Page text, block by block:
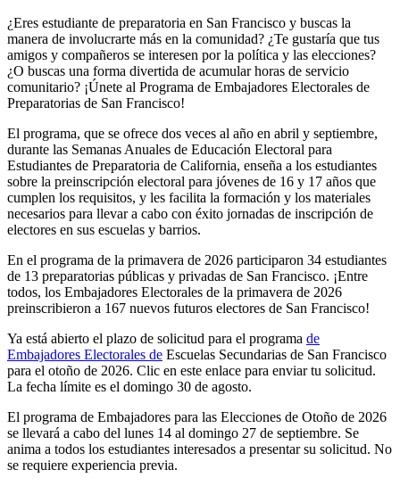
¿Eres estudiante de preparatoria en San Francisco y buscas la
manera de involucrarte más en la comunidad? ¿Te gustaría que tus
amigos y compañeros se interesen por la política y las elecciones?
¿O buscas una forma divertida de acumular horas de servicio
comunitario? ¡Únete al Programa de Embajadores Electorales de
Preparatorias de San Francisco!
El programa, que se ofrece dos veces al año en abril y septiembre,
durante las Semanas Anuales de Educación Electoral para
Estudiantes de Preparatoria de California, enseña a los estudiantes
sobre la preinscripción electoral para jóvenes de 16 y 17 años que
cumplen los requisitos, y les facilita la formación y los materiales
necesarios para llevar a cabo con éxito jornadas de inscripción de
electores en sus escuelas y barrios.
En el programa de la primavera de 2026 participaron 34 estudiantes
de 13 preparatorias públicas y privadas de San Francisco. ¡Entre
todos, los Embajadores Electorales de la primavera de 2026
preinscribieron a 167 nuevos futuros electores de San Francisco!
Ya está abierto el plazo de solicitud para el programa de
Embajadores Electorales de Escuelas Secundarias de San Francisco
para el otoño de 2026. Clic en este enlace para enviar tu solicitud.
La fecha límite es el domingo 30 de agosto.
El programa de Embajadores para las Elecciones de Otoño de 2026
se llevará a cabo del lunes 14 al domingo 27 de septiembre. Se
anima a todos los estudiantes interesados ​​a presentar su solicitud. No
se requiere experiencia previa.